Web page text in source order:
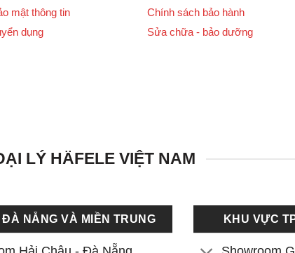
mật thông tin
dụng
Chính sách bảo hành
Sửa chữa - bảo dưỡng
LÝ HÄFELE VIỆT NAM
ĐÀ NẴNG VÀ MIỀN TRUNG KHU VỰC